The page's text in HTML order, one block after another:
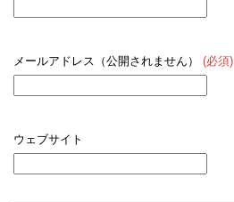
メールアドレス（公開されません） (必須)
ウェブサイト